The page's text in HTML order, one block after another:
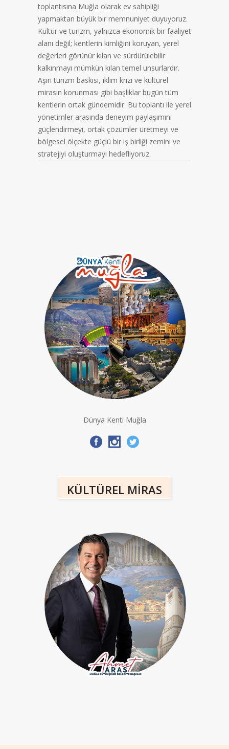
toplantısına Muğla olarak ev sahipliği
yapmaktan büyük bir memnuniyet duyuyoruz.
Kültür ve turizm, yalnızca ekonomik bir faaliyet
alanı değil; kentlerin kimliğini koruyan, yerel
değerleri görünür kılan ve sürdürülebilir
kalkınmayı mümkün kılan temel unsurlardır.
Aşırı turizm baskısı, iklim krizi ve kültürel
mirasın korunması gibi başlıklar bugün tüm
kentlerin ortak gündemidir. Bu toplantı ile yerel
yönetimler arasında deneyim paylaşımını
güçlendirmeyi, ortak çözümler üretmeyi ve
bölgesel ölçekte güçlü bir iş birliği zemini ve
stratejiyi oluşturmayı hedefliyoruz.
Dünya Kenti Muğla
KÜLTÜREL MİRAS